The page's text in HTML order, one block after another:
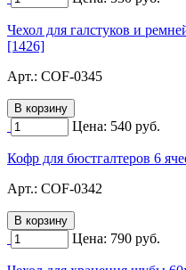
Чехол для галстуков и
[1426]
Арт.: COF-0345
Цена: 540 руб.
Кофр для бюстгалтеров 6
Арт.: COF-0342
Цена: 790 руб.